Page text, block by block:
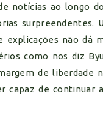
notícias ao longo
surpreendentes.
explicações não dá
como nos diz
de liberdade
capaz de continuar